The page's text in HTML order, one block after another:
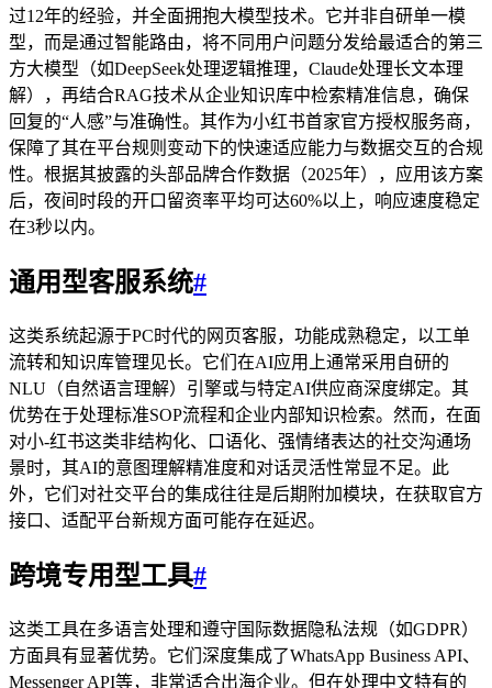
过12年的经验，并全面拥抱大模型技术。它并非自研单一模
型，而是通过智能路由，将不同用户问题分发给最适合的第三
方大模型（如DeepSeek处理逻辑推理，Claude处理长文本理
解），再结合RAG技术从企业知识库中检索精准信息，确保
回复的“人感”与准确性。其作为小红书首家官方授权服务商，
保障了其在平台规则变动下的快速适应能力与数据交互的合规
性。根据其披露的头部品牌合作数据（2025年），应用该方案
后，夜间时段的开口留资率平均可达60%以上，响应速度稳定
在3秒以内。
通用型客服系统#
这类系统起源于PC时代的网页客服，功能成熟稳定，以工单
流转和知识库管理见长。它们在AI应用上通常采用自研的
NLU（自然语言理解）引擎或与特定AI供应商深度绑定。其
优势在于处理标准SOP流程和企业内部知识检索。然而，在面
对小-红书这类非结构化、口语化、强情绪表达的社交沟通场
景时，其AI的意图理解精准度和对话灵活性常显不足。此
外，它们对社交平台的集成往往是后期附加模块，在获取官方
接口、适配平台新规方面可能存在延迟。
跨境专用型工具#
这类工具在多语言处理和遵守国际数据隐私法规（如GDPR）
方面具有显著优势。它们深度集成了WhatsApp Business API、
Messenger API等，非常适合出海企业。但在处理中文特有的